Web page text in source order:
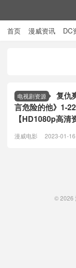
首页 漫威资讯 DC
电视剧资源
复仇
言危险的他》1-
【HD1080p高清
漫威电影 2023-01-16
© 2026